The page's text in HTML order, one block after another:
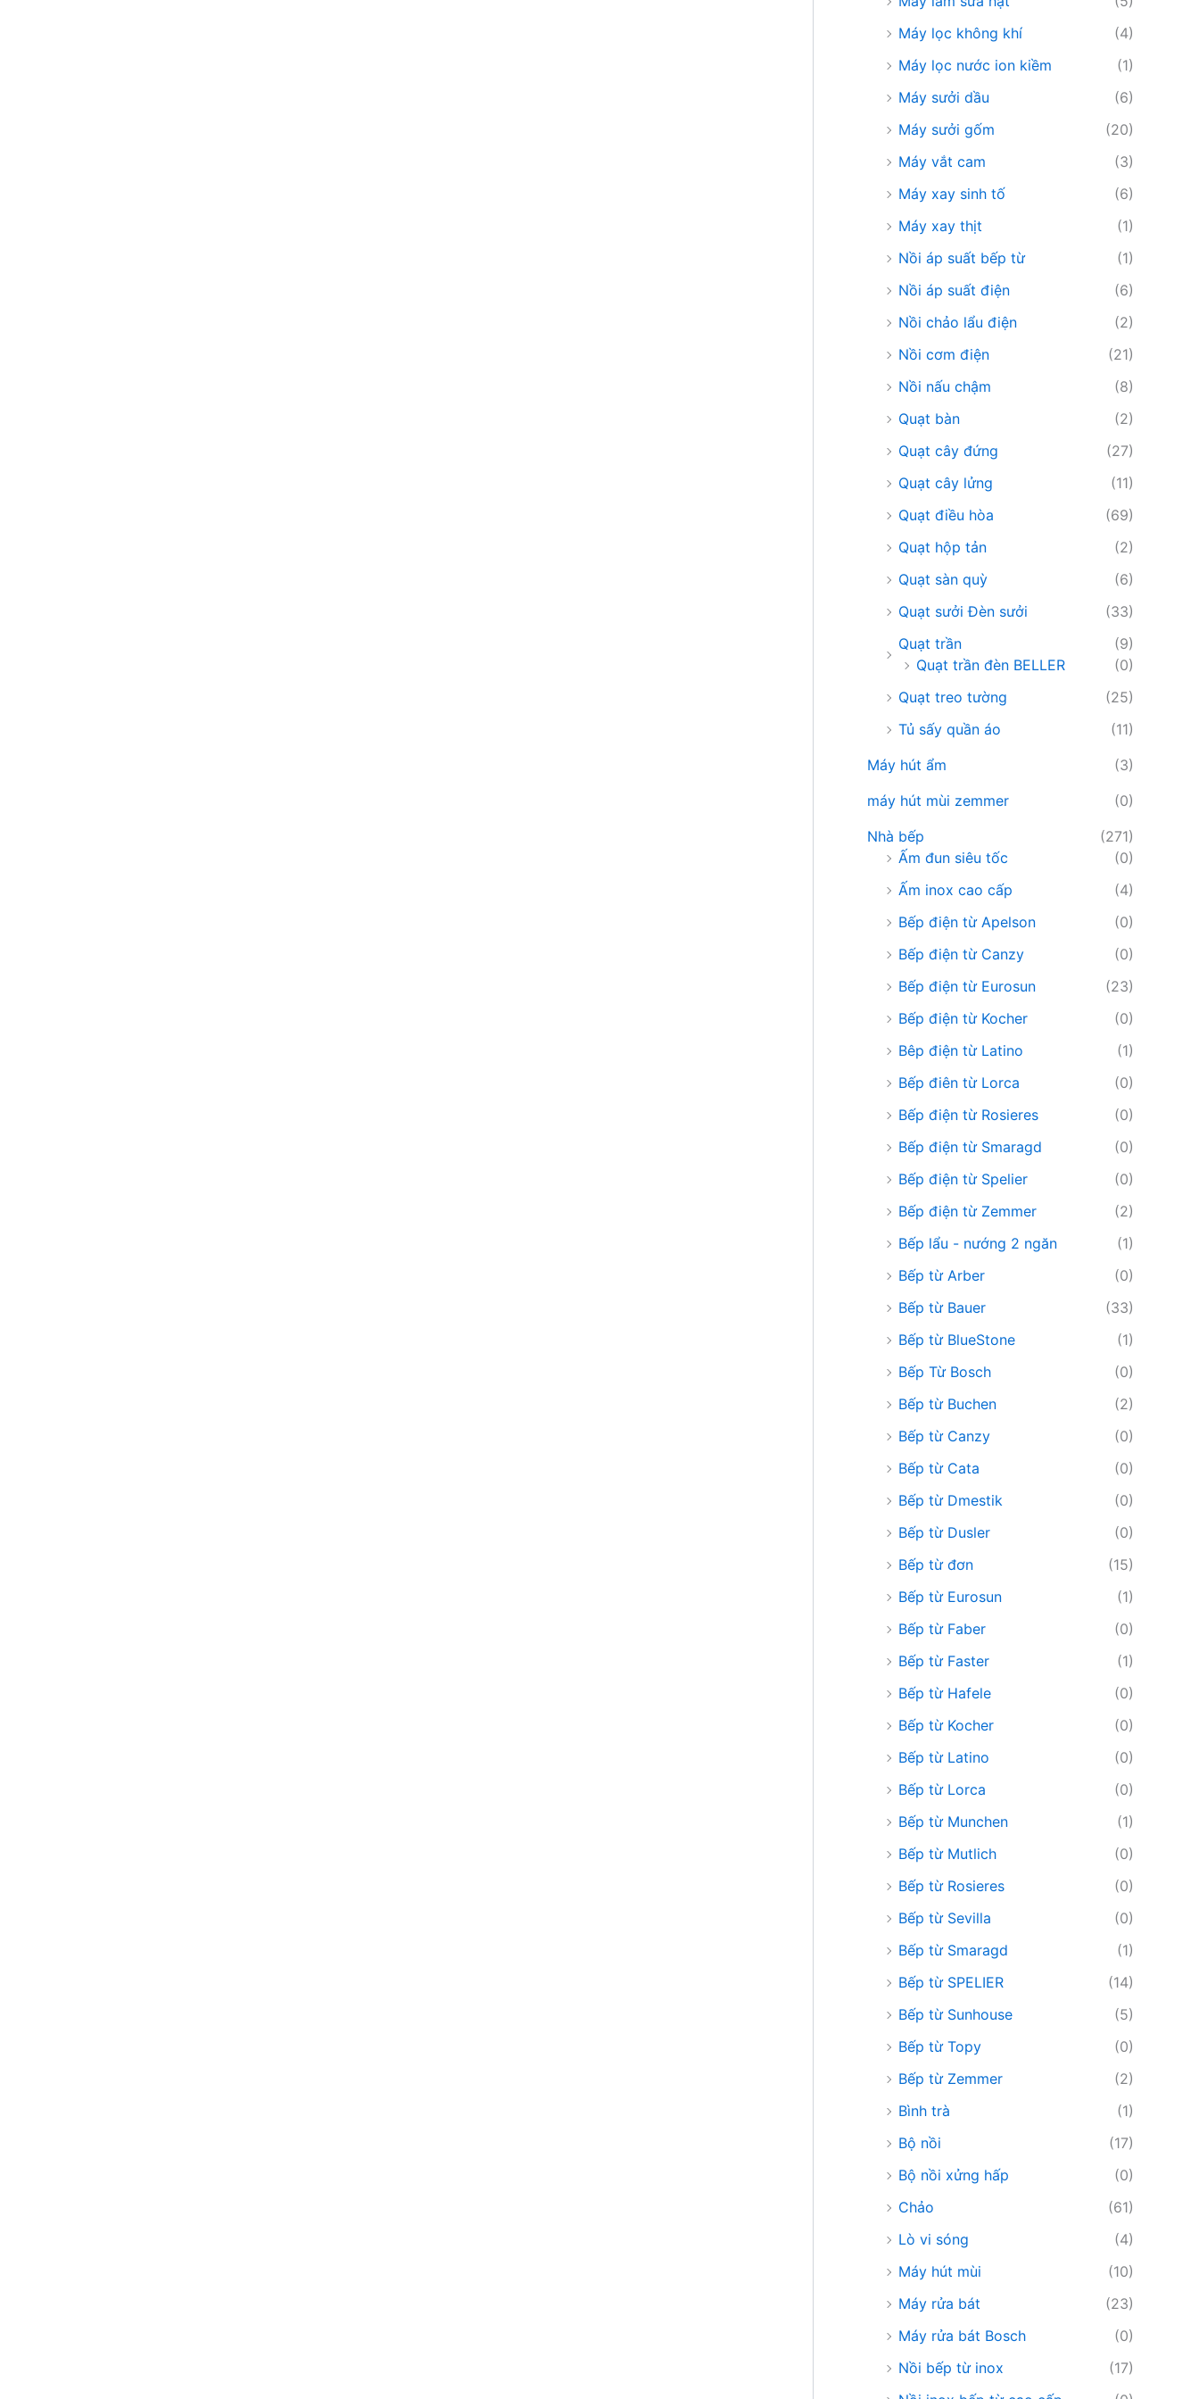
Máy lọc không khí
(4)
Máy lọc nước ion kiềm
(1)
Máy sưởi dầu
(6)
Máy sưởi gốm
(20)
Máy vắt cam
(3)
Máy xay sinh tố
(6)
Máy xay thịt
(1)
Nồi áp suất bếp từ
(1)
Nồi áp suất điện
(6)
Nồi chảo lẩu điện
(2)
Nồi cơm điện
(21)
Nồi nấu chậm
(8)
Quạt bàn
(2)
Quạt cây đứng
(27)
Quạt cây lửng
(11)
Quạt điều hòa
(69)
Quạt hộp tản
(2)
Quạt sàn quỳ
(6)
Quạt sưởi Đèn sưởi
(33)
Quạt trần
(9)
Quạt trần đèn BELLER
(0)
Quạt treo tường
(25)
Tủ sấy quần áo
(11)
Máy hút ẩm
(3)
máy hút mùi zemmer
(0)
Nhà bếp
(271)
Ấm đun siêu tốc
(0)
Ấm inox cao cấp
(4)
Bếp điện từ Apelson
(0)
Bếp điện từ Canzy
(0)
Bếp điện từ Eurosun
(23)
Bếp điện từ Kocher
(0)
Bêp điện từ Latino
(1)
Bếp điên từ Lorca
(0)
Bếp điện từ Rosieres
(0)
Bếp điện từ Smaragd
(0)
Bếp điện từ Spelier
(0)
Bếp điện từ Zemmer
(2)
Bếp lẩu - nướng 2 ngăn
(1)
Bếp từ Arber
(0)
Bếp từ Bauer
(33)
Bếp từ BlueStone
(1)
Bếp Từ Bosch
(0)
Bếp từ Buchen
(2)
Bếp từ Canzy
(0)
Bếp từ Cata
(0)
Bếp từ Dmestik
(0)
Bếp từ Dusler
(0)
Bếp từ đơn
(15)
Bếp từ Eurosun
(1)
Bếp từ Faber
(0)
Bếp từ Faster
(1)
Bếp từ Hafele
(0)
Bếp từ Kocher
(0)
Bếp từ Latino
(0)
Bếp từ Lorca
(0)
Bếp từ Munchen
(1)
Bếp từ Mutlich
(0)
Bếp từ Rosieres
(0)
Bếp từ Sevilla
(0)
Bếp từ Smaragd
(1)
Bếp từ SPELIER
(14)
Bếp từ Sunhouse
(5)
Bếp từ Topy
(0)
Bếp từ Zemmer
(2)
Bình trà
(1)
Bộ nồi
(17)
Bộ nồi xửng hấp
(0)
Chảo
(61)
Lò vi sóng
(4)
Máy hút mùi
(10)
Máy rửa bát
(23)
Máy rửa bát Bosch
(0)
Nồi bếp từ inox
(17)